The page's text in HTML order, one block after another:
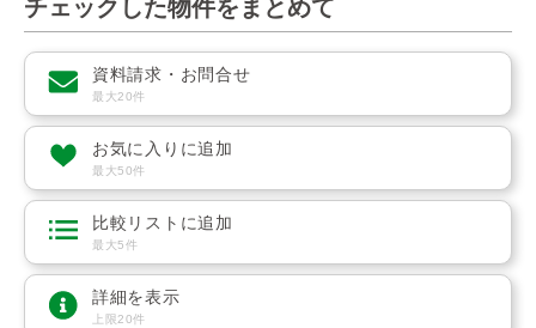
チェックした物件をまとめて
資料請求・お問合せ
最大20件
お気に入りに追加
最大50件
比較リストに追加
最大5件
詳細を表示
上限20件